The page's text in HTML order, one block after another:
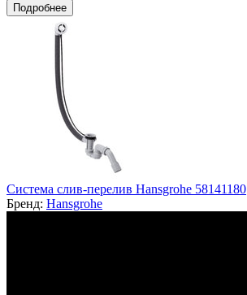
Подробнее
Система слив-перелив Hansgrohe 58141180
Бренд: Hansgrohe